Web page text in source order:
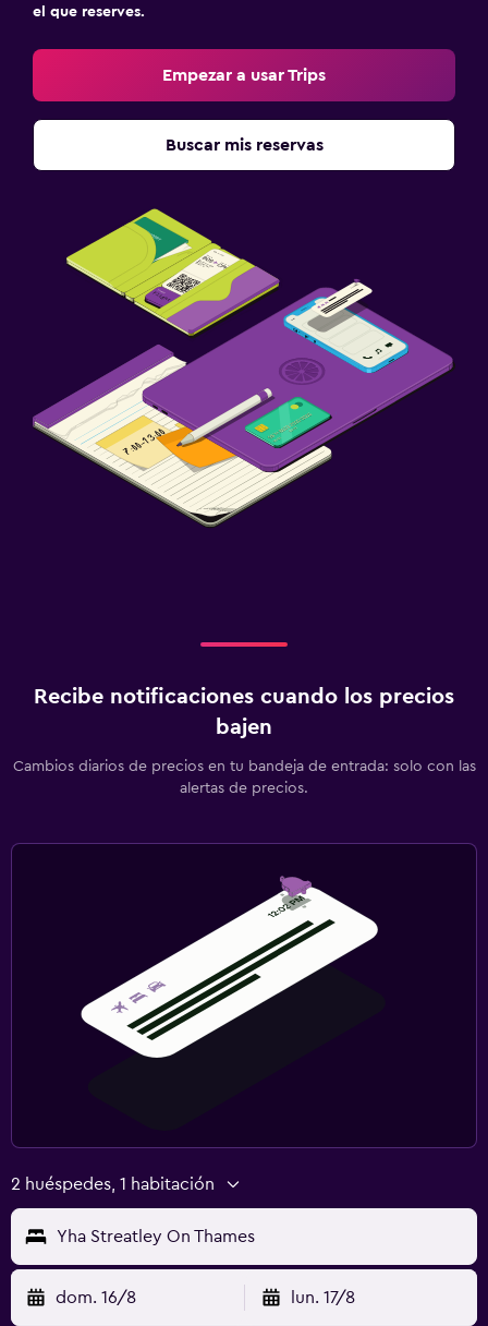
el que reserves.
Empezar a usar Trips
Buscar mis reservas
Recibe notificaciones cuando los precios
bajen
Cambios diarios de precios en tu bandeja de entrada: solo con las
alertas de precios.
2 huéspedes, 1 habitación
Yha Streatley On Thames
dom. 16/8 lun. 17/8